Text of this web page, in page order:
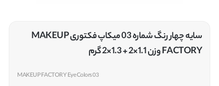
سایه چهار رنگ شماره 03 میکاپ فکتوری MAKEUP
FACTORY وزن 1.1×2 + 1.3×2 گرم
MAKEUP FACTORY Eye Colors 03